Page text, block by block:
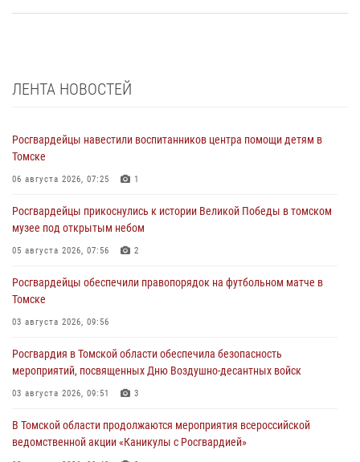
ЛЕНТА НОВОСТЕЙ
Росгвардейцы навестили воспитанников центра помощи детям в
Томске
06 августа 2026, 07:25 1
Росгвардейцы прикоснулись к истории Великой Победы в томском
музее под открытым небом
05 августа 2026, 07:56 2
Росгвардейцы обеспечили правопорядок на футбольном матче в
Томске
03 августа 2026, 09:56
Росгвардия в Томской области обеспечила безопасность
мероприятий, посвященных Дню Воздушно-десантных войск
03 августа 2026, 09:51 3
В Томской области продолжаются мероприятия всероссийской
ведомственной акции «Каникулы с Росгвардией»